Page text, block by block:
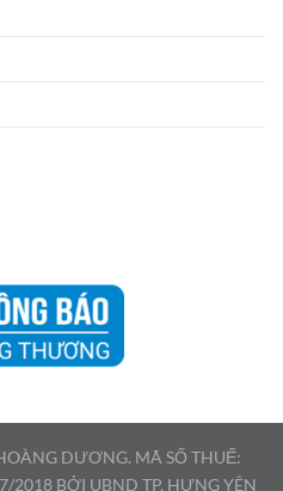
DƯƠNG. MÃ SỐ THUẾ:
2018 BỞI UBND TP. HƯNG YÊN